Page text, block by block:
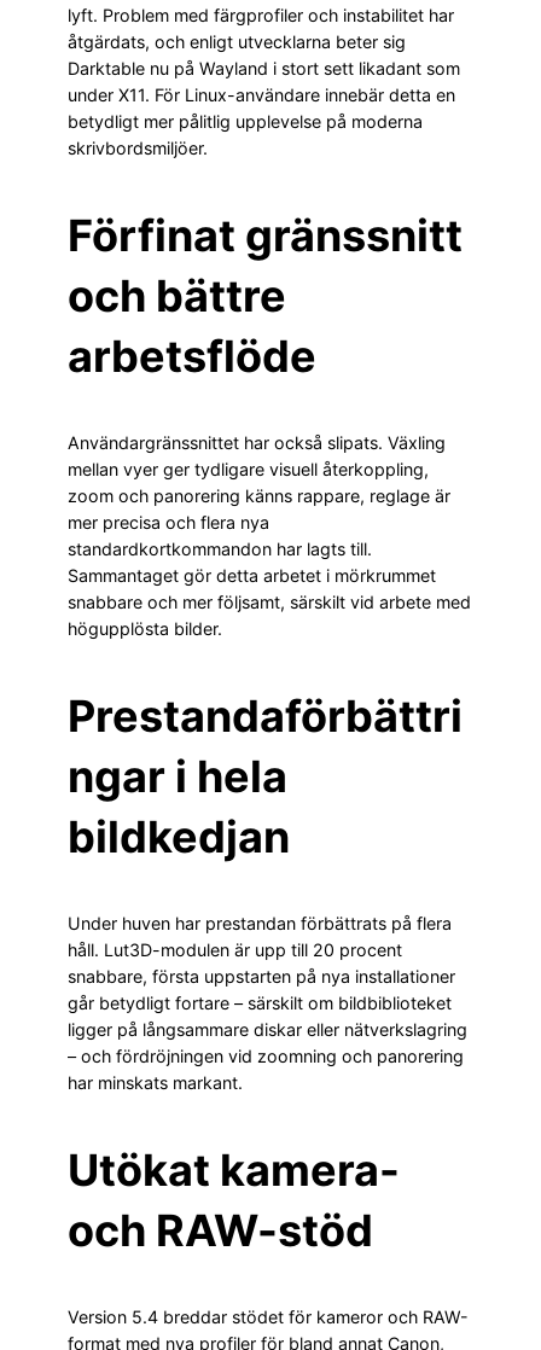
lyft. Problem med färgprofiler och instabilitet har
åtgärdats, och enligt utvecklarna beter sig
Darktable nu på Wayland i stort sett likadant som
under X11. För Linux-användare innebär detta en
betydligt mer pålitlig upplevelse på moderna
skrivbordsmiljöer.
Förfinat gränssnitt
och bättre
arbetsflöde
Användargränssnittet har också slipats. Växling
mellan vyer ger tydligare visuell återkoppling,
zoom och panorering känns rappare, reglage är
mer precisa och flera nya
standardkortkommandon har lagts till.
Sammantaget gör detta arbetet i mörkrummet
snabbare och mer följsamt, särskilt vid arbete med
högupplösta bilder.
Prestandaförbättri
ngar i hela
bildkedjan
Under huven har prestandan förbättrats på flera
håll. Lut3D-modulen är upp till 20 procent
snabbare, första uppstarten på nya installationer
går betydligt fortare – särskilt om bildbiblioteket
ligger på långsammare diskar eller nätverkslagring
– och fördröjningen vid zoomning och panorering
har minskats markant.
Utökat kamera-
och RAW-stöd
Version 5.4 breddar stödet för kameror och RAW-
format med nya profiler för bland annat Canon,